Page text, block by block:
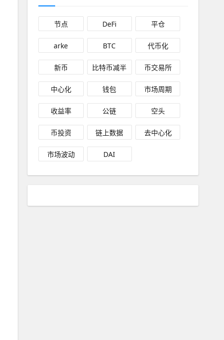
节点 DeFi 平仓
arke BTC 代币化
新币 比特币减半 币交易所
中心化 钱包 市场周期
收益率 公链 空头
币投资 链上数据 去中心化
市场波动 DAI